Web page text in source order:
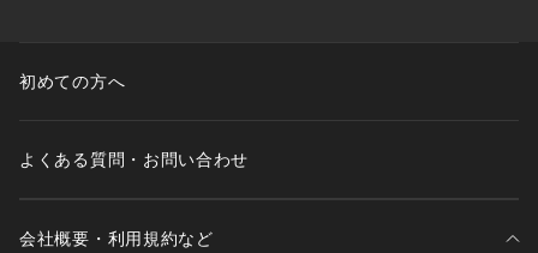
初めての方へ
よくある質問・お問い合わせ
会社概要・利用規約など